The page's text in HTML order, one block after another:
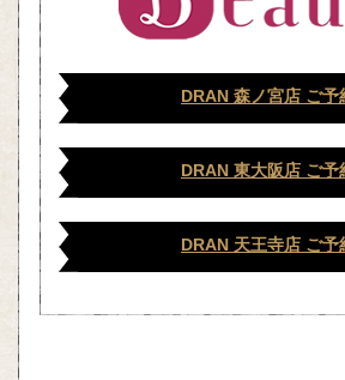
DRAN 森ノ宮店 ご予
DRAN 東大阪店 ご予
DRAN 天王寺店 ご予